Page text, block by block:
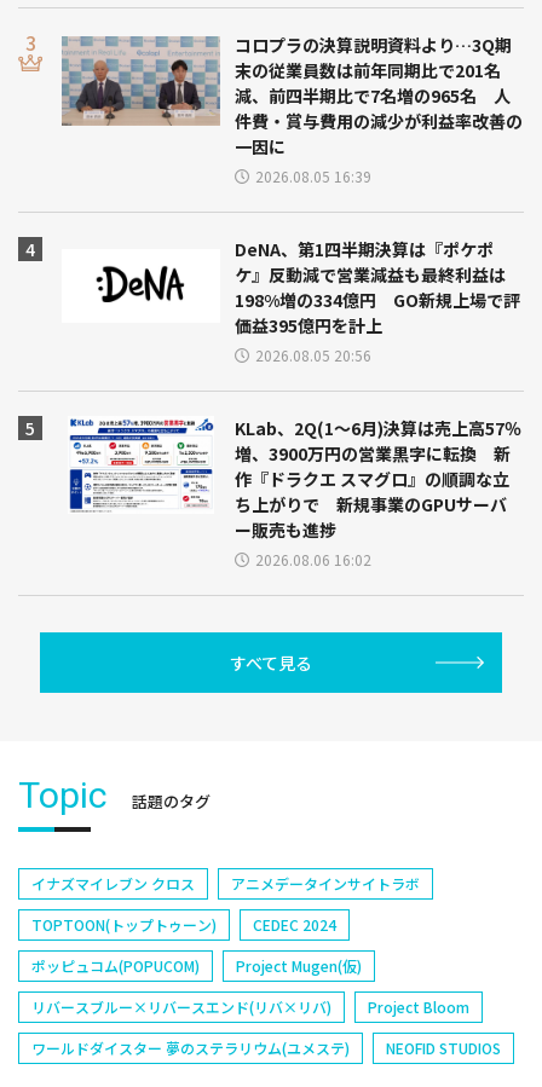
コロプラの決算説明資料より…3Q期
末の従業員数は前年同期比で201名
減、前四半期比で7名増の965名 人
件費・賞与費用の減少が利益率改善の
一因に
2026.08.05 16:39
DeNA、第1四半期決算は『ポケポ
ケ』反動減で営業減益も最終利益は
198%増の334億円 GO新規上場で評
価益395億円を計上
2026.08.05 20:56
KLab、2Q(1～6月)決算は売上高57％
増、3900万円の営業黒字に転換 新
作『ドラクエ スマグロ』の順調な立
ち上がりで 新規事業のGPUサーバ
ー販売も進捗
2026.08.06 16:02
すべて見る
Topic 話題のタグ
イナズマイレブン クロス
アニメデータインサイトラボ
TOPTOON(トップトゥーン)
CEDEC 2024
ポッピュコム(POPUCOM)
Project Mugen(仮)
リバースブルー×リバースエンド(リバ×リバ)
Project Bloom
ワールドダイスター 夢のステラリウム(ユメステ)
NEOFID STUDIOS